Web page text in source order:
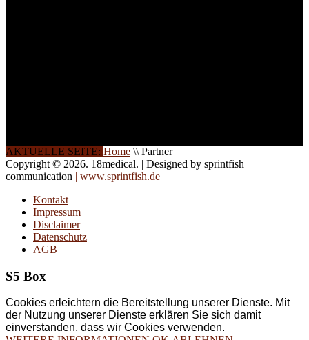
AKTUELLE SEITE: Home \\ Partner
Copyright © 2026. 18medical. | Designed by sprintfish
communication | www.sprintfish.de
Kontakt
Impressum
Disclaimer
Datenschutz
AGB
S5 Box
Cookies erleichtern die Bereitstellung unserer Dienste. Mit
der Nutzung unserer Dienste erklären Sie sich damit
einverstanden, dass wir Cookies verwenden.